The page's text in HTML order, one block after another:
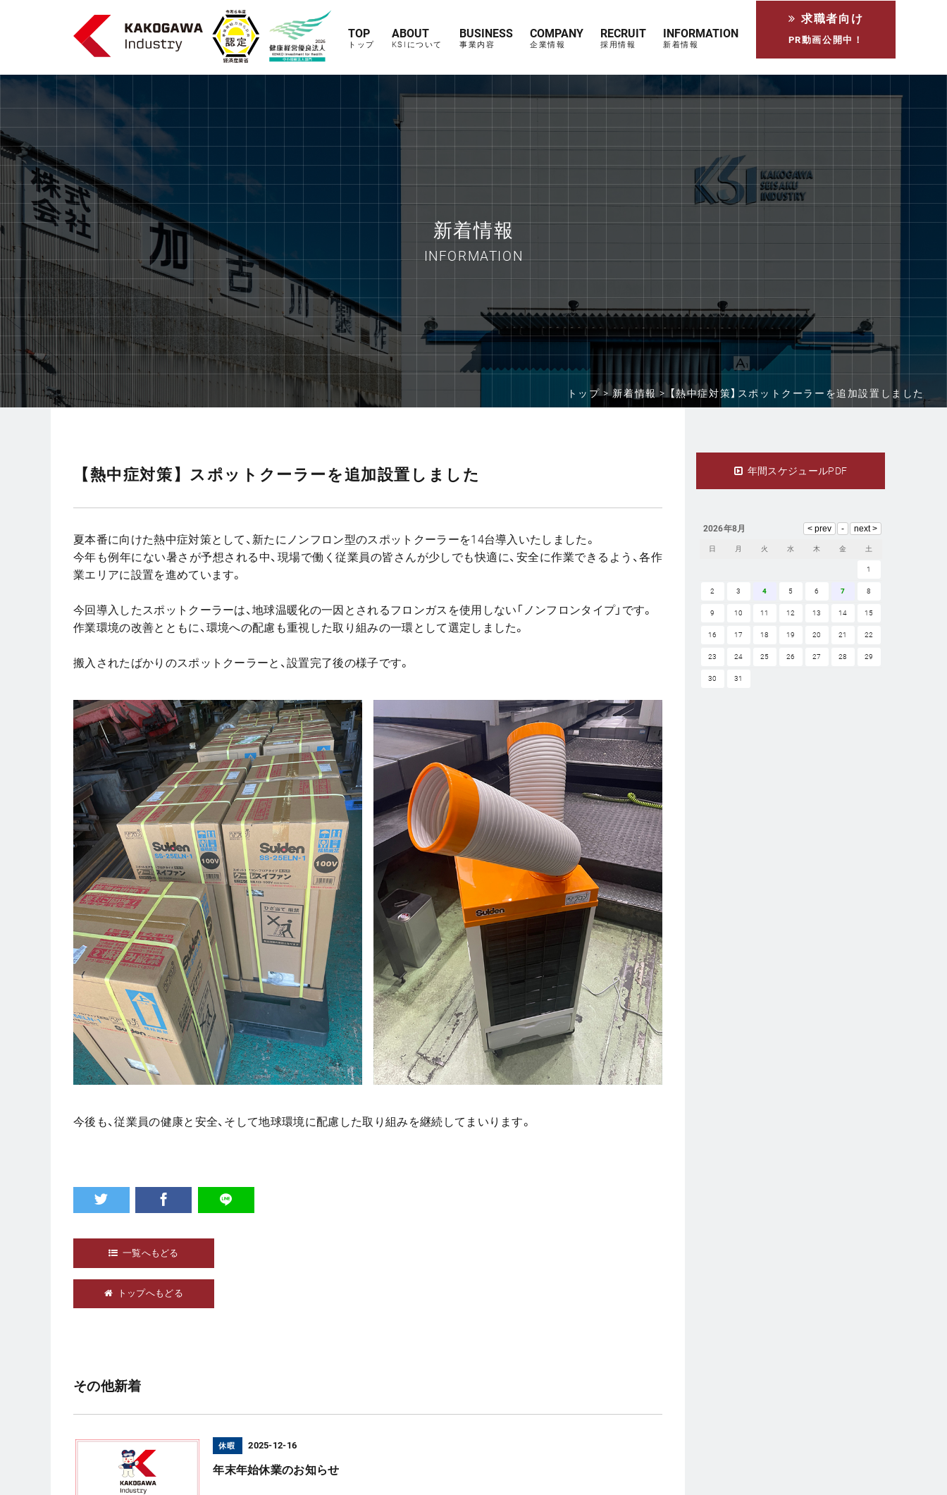
トップ
TOP
KSIについて
ABOUT
事業内容
BUSINESS
企業情報
COMPANY
採用情報
RECRUIT
新着情報
INFORMATION
求職者向け
PR動画公開中！
新着情報
INFORMATION
トップ >新着情報 > 【熱中症対策】スポットクーラーを追加設置しました
【熱中症対策】スポットクーラーを追加設置しました
夏本番に向けた熱中症対策として、新たにノンフロン型のスポットクーラーを14台導入いたしました。
今年も例年にない暑さが予想される中、現場で働く従業員の皆さんが少しでも快適に、安全に作業できるよう、各作
業エリアに設置を進めています。
今回導入したスポットクーラーは、地球温暖化の一因とされるフロンガスを使用しない「ノンフロンタイプ」です。
作業環境の改善とともに、環境への配慮も重視した取り組みの一環として選定しました。
搬入されたばかりのスポットクーラーと、設置完了後の様子です。
今後も、従業員の健康と安全、そして地球環境に配慮した取り組みを継続してまいります。
一覧へもどる
トップへもどる
その他新着
休暇 2025-12-16
年末年始休業のお知らせ
年間スケジュールPDF
2026年8月
日 月 火 水 木 金 土
1
2 3 4 5 6 7 8
9 10 11 12 13 14 15
16 17 18 19 20 21 22
23 24 25 26 27 28 29
30 31